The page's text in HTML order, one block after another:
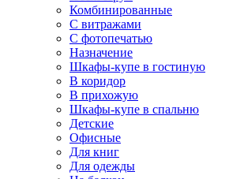
Комбинированные
С витражами
С фотопечатью
Назначение
Шкафы-купе в гостиную
В коридор
В прихожую
Шкафы-купе в спальню
Детские
Офисные
Для книг
Для одежды